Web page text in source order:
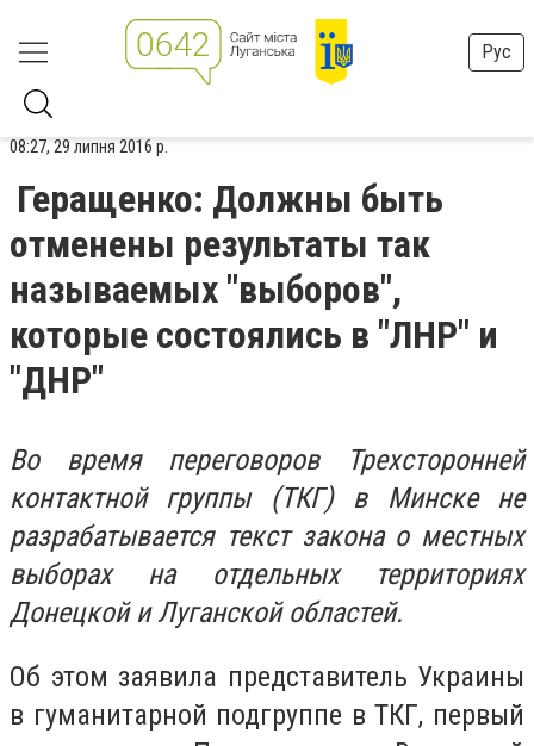
Рус
08:27, 29 липня 2016 р.
Геращенко: Должны быть
отменены результаты так
называемых "выборов",
которые состоялись в "ЛНР" и
"ДНР"
Во время переговоров Трехсторонней
контактной группы (ТКГ) в Минске не
разрабатывается текст закона о местных
выборах на отдельных территориях
Донецкой и Луганской областей.
Об этом заявила представитель Украины
в гуманитарной подгруппе в ТКГ, первый